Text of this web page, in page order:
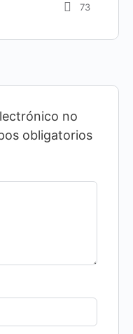
73
no
obligatorios